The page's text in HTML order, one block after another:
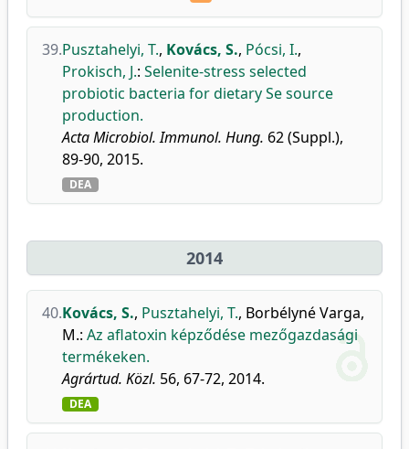
39.Pusztahelyi, T., Kovács, S., Pócsi, I.,
Prokisch, J.: Selenite-stress selected
probiotic bacteria for dietary Se source
production.
Acta Microbiol. Immunol. Hung. 62 (Suppl.),
89-90, 2015.
DEA
2014
40.Kovács, S., Pusztahelyi, T., Borbélyné Varga,
M.: Az aflatoxin képződése mezőgazdasági
termékeken.
Agrártud. Közl. 56, 67-72, 2014.
DEA